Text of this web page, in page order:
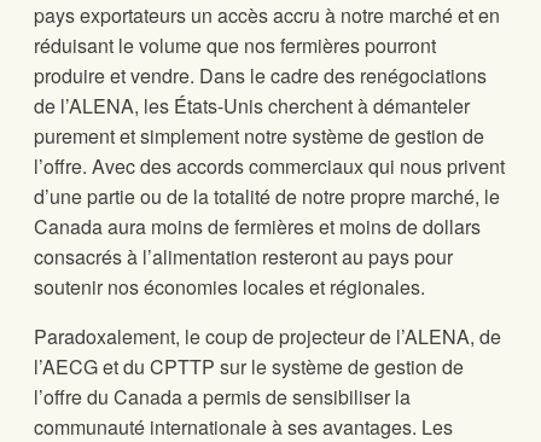
pays exportateurs un accès accru à notre marché et en
réduisant le volume que nos fermières pourront
produire et vendre. Dans le cadre des renégociations
de l’ALENA, les États-Unis cherchent à démanteler
purement et simplement notre système de gestion de
l’offre. Avec des accords commerciaux qui nous privent
d’une partie ou de la totalité de notre propre marché, le
Canada aura moins de fermières et moins de dollars
consacrés à l’alimentation resteront au pays pour
soutenir nos économies locales et régionales.
Paradoxalement, le coup de projecteur de l’ALENA, de
l’AECG et du CPTTP sur le système de gestion de
l’offre du Canada a permis de sensibiliser la
communauté internationale à ses avantages. Les